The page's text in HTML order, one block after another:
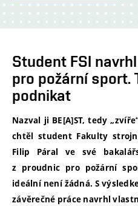
Student FSI
pro požární sport.
podnikat
Nazval ji BE[A]ST, tedy
chtěl student Fakulty
Filip Páral ve své
z proudnic pro požární
ideální není žádná. S
závěrečné práce navrhl